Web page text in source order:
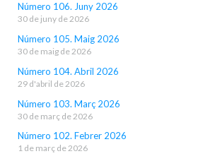
Número 106. Juny 2026
30 de juny de 2026
Número 105. Maig 2026
30 de maig de 2026
Número 104. Abril 2026
29 d'abril de 2026
Número 103. Març 2026
30 de març de 2026
Número 102. Febrer 2026
1 de març de 2026